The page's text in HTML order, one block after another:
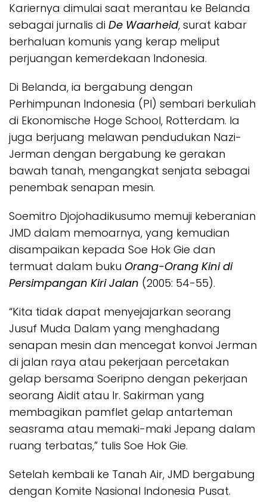
Kariernya dimulai saat merantau ke Belanda
sebagai jurnalis di De Waarheid, surat kabar
berhaluan komunis yang kerap meliput
perjuangan kemerdekaan Indonesia.
Di Belanda, ia bergabung dengan
Perhimpunan Indonesia (PI) sembari berkuliah
di Ekonomische Hoge School, Rotterdam. Ia
juga berjuang melawan pendudukan Nazi-
Jerman dengan bergabung ke gerakan
bawah tanah, mengangkat senjata sebagai
penembak senapan mesin.
Soemitro Djojohadikusumo memuji keberanian
JMD dalam memoarnya, yang kemudian
disampaikan kepada Soe Hok Gie dan
termuat dalam buku Orang-Orang Kini di
Persimpangan Kiri Jalan (2005: 54-55).
“Kita tidak dapat menyejajarkan seorang
Jusuf Muda Dalam yang menghadang
senapan mesin dan mencegat konvoi Jerman
di jalan raya atau pekerjaan percetakan
gelap bersama Soeripno dengan pekerjaan
seorang Aidit atau Ir. Sakirman yang
membagikan pamflet gelap antarteman
seasrama atau memaki-maki Jepang dalam
ruang terbatas,” tulis Soe Hok Gie.
Setelah kembali ke Tanah Air, JMD bergabung
dengan Komite Nasional Indonesia Pusat.